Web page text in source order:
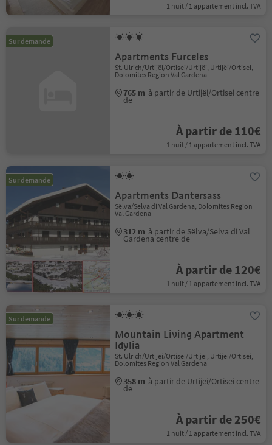
1 nuit / 1 appartement incl. TVA
Sur demande
Apartments Furceles
St. Ulrich/Urtijëi/Ortisei/Urtijëi, Urtijëi/Ortisei,
Dolomites Region Val Gardena
765 m à partir de Urtijëi/Ortisei centre
de
À partir de 110€
1 nuit / 1 appartement incl. TVA
Sur demande
Apartments Dantersass
Sëlva/Selva di Val Gardena, Dolomites Region
Val Gardena
312 m à partir de Sëlva/Selva di Val
Gardena centre de
À partir de 120€
1 nuit / 1 appartement incl. TVA
Sur demande
Mountain Living Apartment
Idylia
St. Ulrich/Urtijëi/Ortisei/Urtijëi, Urtijëi/Ortisei,
Dolomites Region Val Gardena
358 m à partir de Urtijëi/Ortisei centre
de
À partir de 250€
1 nuit / 1 appartement incl. TVA